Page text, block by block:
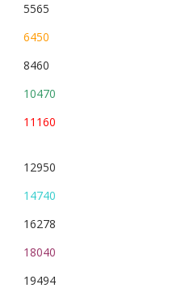
5565
6450
8460
10470
11160
12950
14740
16278
18040
19494